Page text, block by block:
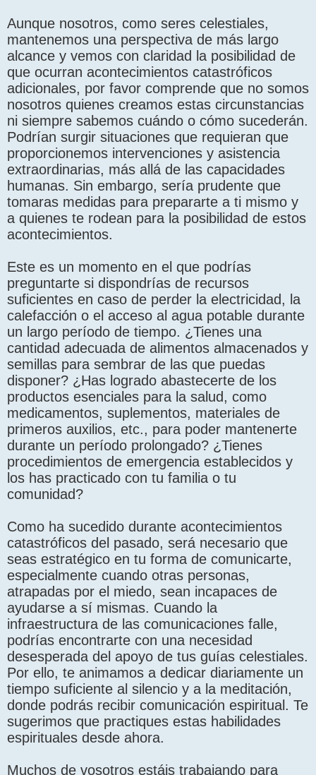
Aunque nosotros, como seres celestiales,
mantenemos una perspectiva de más largo
alcance y vemos con claridad la posibilidad de
que ocurran acontecimientos catastróficos
adicionales, por favor comprende que no somos
nosotros quienes creamos estas circunstancias
ni siempre sabemos cuándo o cómo sucederán.
Podrían surgir situaciones que requieran que
proporcionemos intervenciones y asistencia
extraordinarias, más allá de las capacidades
humanas. Sin embargo, sería prudente que
tomaras medidas para prepararte a ti mismo y
a quienes te rodean para la posibilidad de estos
acontecimientos.
Este es un momento en el que podrías
preguntarte si dispondrías de recursos
suficientes en caso de perder la electricidad, la
calefacción o el acceso al agua potable durante
un largo período de tiempo. ¿Tienes una
cantidad adecuada de alimentos almacenados y
semillas para sembrar de las que puedas
disponer? ¿Has logrado abastecerte de los
productos esenciales para la salud, como
medicamentos, suplementos, materiales de
primeros auxilios, etc., para poder mantenerte
durante un período prolongado? ¿Tienes
procedimientos de emergencia establecidos y
los has practicado con tu familia o tu
comunidad?
Como ha sucedido durante acontecimientos
catastróficos del pasado, será necesario que
seas estratégico en tu forma de comunicarte,
especialmente cuando otras personas,
atrapadas por el miedo, sean incapaces de
ayudarse a sí mismas. Cuando la
infraestructura de las comunicaciones falle,
podrías encontrarte con una necesidad
desesperada del apoyo de tus guías celestiales.
Por ello, te animamos a dedicar diariamente un
tiempo suficiente al silencio y a la meditación,
donde podrás recibir comunicación espiritual. Te
sugerimos que practiques estas habilidades
espirituales desde ahora.
Muchos de vosotros estáis trabajando para